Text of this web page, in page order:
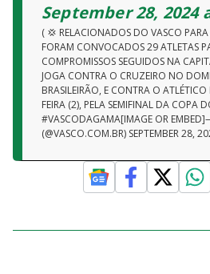
September 28, 2024
( 💢 RELACIONADOS DO VASCO
FORAM CONVOCADOS 29 ATLETAS
COMPROMISSOS SEGUIDOS NA
JOGA CONTRA O CRUZEIRO NO
BRASILEIRÃO, E CONTRA O
FEIRA (2), PELA SEMIFINAL DA COPA
#VASCODAGAMA[IMAGE OR
(@VASCO.COM.BR) SEPTEMBER 28,